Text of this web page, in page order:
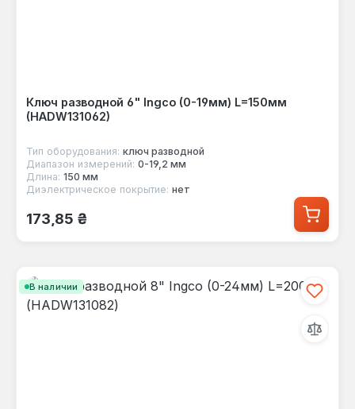
Ключ разводной 6" Ingco (0-19мм) L=150мм
(HADW131062)
Тип оборудования: ключ разводной
Диапазон измерений: 0-19,2 мм
Длина: 150 мм
Диэлектрическое покрытие: нет
Обычная цена:
173,85 ₴
В наличии